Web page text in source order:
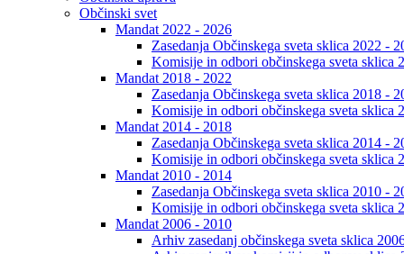
Občinski svet
Mandat 2022 - 2026
Zasedanja Občinskega sveta sklica 2022 -
Komisije in odbori občinskega sveta sklica
Mandat 2018 - 2022
Zasedanja Občinskega sveta sklica 2018 -
Komisije in odbori občinskega sveta sklica
Mandat 2014 - 2018
Zasedanja Občinskega sveta sklica 2014 -
Komisije in odbori občinskega sveta sklica
Mandat 2010 - 2014
Zasedanja Občinskega sveta sklica 2010 -
Komisije in odbori občinskega sveta sklica
Mandat 2006 - 2010
Arhiv zasedanj občinskega sveta sklica